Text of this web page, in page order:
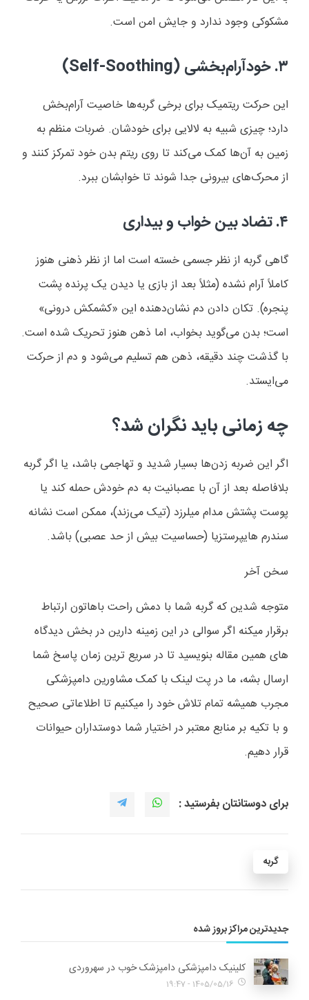
مشکوکی وجود ندارد و جایش امن است.
۳. خودآرام‌بخشی (Self-Soothing
)
این حرکت ریتمیک برای برخی گربه‌ها خاصیت آرام‌بخش
دارد؛ چیزی شبیه به لالایی برای خودشان. ضربات منظم به
زمین به آن‌ها کمک می‌کند تا روی ریتم بدن خود تمرکز کنند و
از محرک‌های بیرونی جدا شوند تا خوابشان ببرد.
۴. تضاد بین خواب و بیداری
گاهی گربه از نظر جسمی خسته است اما از نظر ذهنی هنوز
کاملاً آرام نشده (مثلاً بعد از بازی یا دیدن یک پرنده پشت
پنجره). تکان دادن دم نشان‌دهنده این «کشمکش درونی»
است؛ بدن می‌گوید بخواب، اما ذهن هنوز تحریک شده است.
با گذشت چند دقیقه، ذهن هم تسلیم می‌شود و دم از حرکت
می‌ایستد.
چه زمانی باید نگران شد؟
اگر این ضربه زدن‌ها بسیار شدید و تهاجمی باشد، یا اگر گربه
بلافاصله بعد از آن با عصبانیت به دم خودش حمله کند یا
پوست پشتش مدام میلرزد (تیک می‌زند)، ممکن است نشانه
سندرم هایپرستزیا (حساسیت بیش از حد عصبی) باشد.
سخن آخر
متوجه شدین که گربه شما با دمش راحت باهاتون ارتباط
برقرار میکنه اگر سوالی در این زمینه دارین در بخش دیدگاه
های همین مقاله بنویسید تا در سریع ترین زمان پاسخ شما
ارسال بشه، ما در پت لینک با کمک مشاورین دامپزشکی
مجرب همیشه تمام تلاش خود را میکنیم تا اطلاعاتی صحیح
و با تکیه بر منابع معتبر در اختیار شما دوستداران حیوانات
قرار دهیم.
برای دوستانتان بفرستید :
گربه
جدیدترین مراکز بروز شده
کلینیک دامپزشکی دامپزشک خوب در سهروردی
1405/05/16 - 19:47